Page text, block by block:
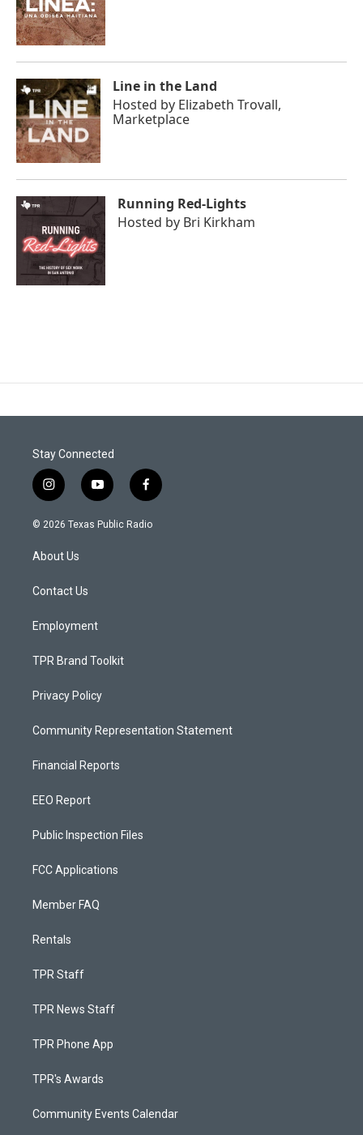
Line in the Land
Hosted by Elizabeth Trovall,
Marketplace
Running Red-Lights
Hosted by Bri Kirkham
Stay Connected
i
n
s
g
a
y
o
u
f
a
c
© 2026 Texas Public Radio
About Us
Contact Us
Employment
TPR Brand Toolkit
Privacy Policy
Community Representation Statement
Financial Reports
EEO Report
Public Inspection Files
FCC Applications
Member FAQ
Rentals
TPR Staff
TPR News Staff
TPR Phone App
TPR's Awards
Community Events Calendar